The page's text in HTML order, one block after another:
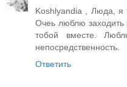
Koshlyandia , Люда, я
Очеь люблю заходить
тобой вместе.
непосредственность.
Ответить